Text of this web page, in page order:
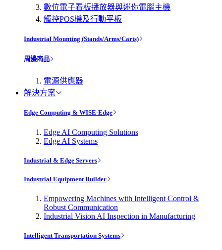
數位電子看板播放器與迷你電腦主機
觸控POS機及行動平板
Industrial Mounting (Stands/Arms/Carts)
周邊商品
電源供應器
解決方案
Edge Computing & WISE-Edge
Edge AI Computing Solutions
Edge AI Systems
Industrial & Edge Servers
Industrial Equipment Builder
Empowering Machines with Intelligent Control &
Robust Communication
Industrial Vision AI Inspection in Manufacturing
Intelligent Transportation Systems